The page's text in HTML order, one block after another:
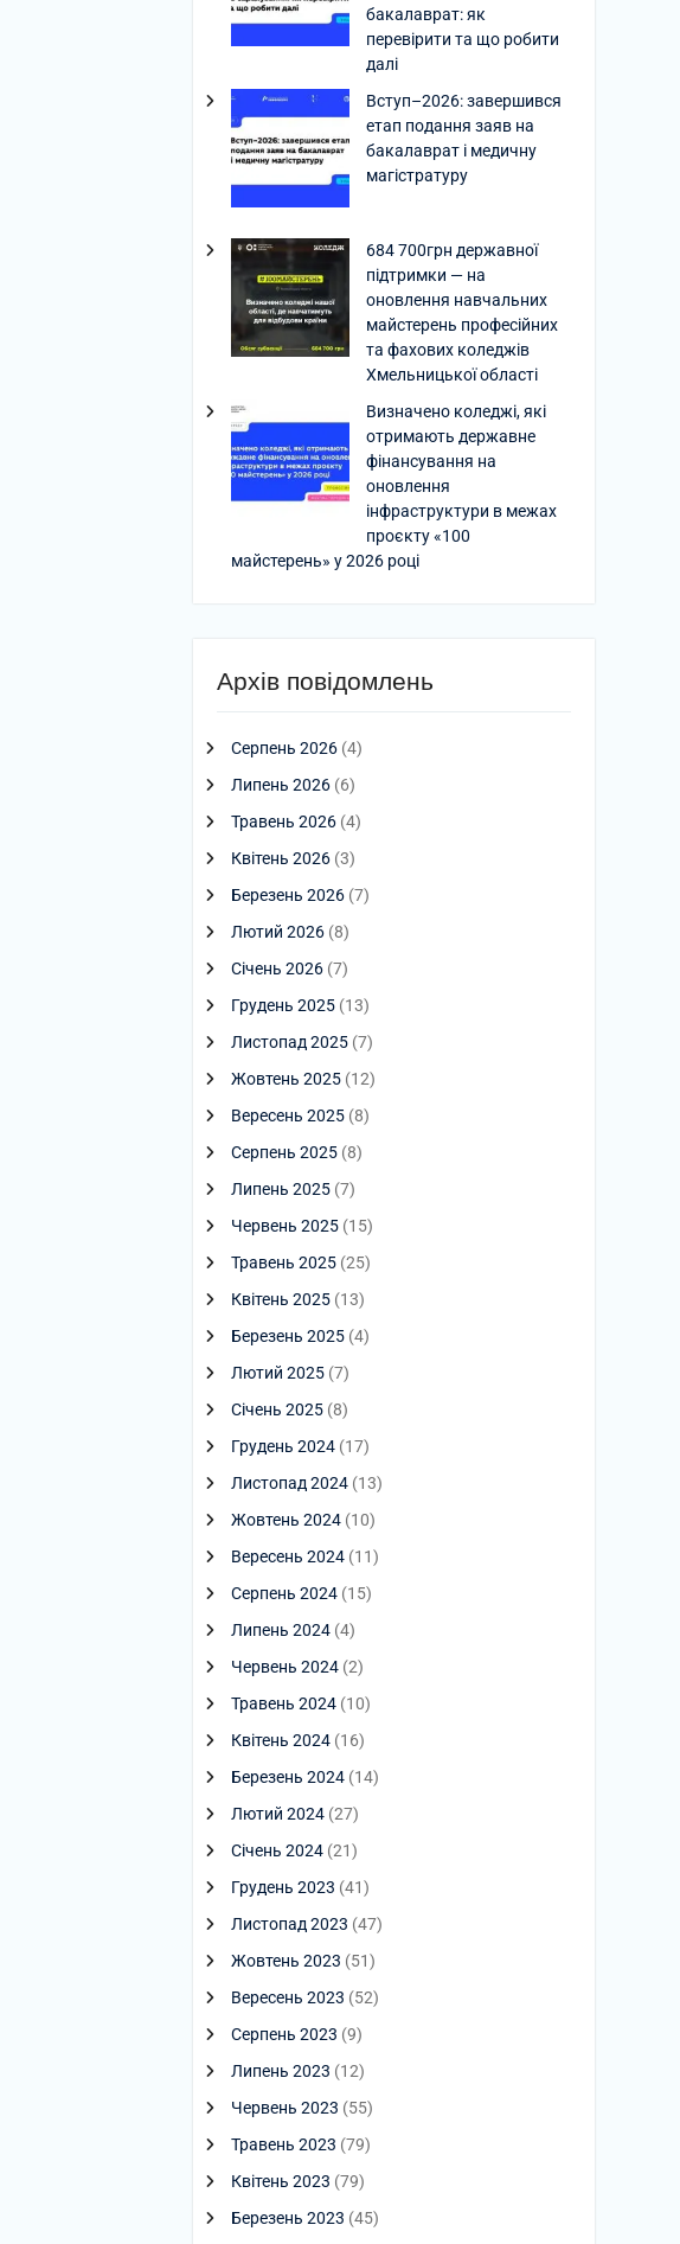
бакалаврат: як
перевірити та що робити
далі
Вступ–2026: завершився
етап подання заяв на
бакалаврат і медичну
магістратуру
684 700грн державної
підтримки — на
оновлення навчальних
майстерень професійних
та фахових коледжів
Хмельницької області
Визначено коледжі, які
отримають державне
фінансування на
оновлення
інфраструктури в межах
проєкту «100
майстерень» у 2026 році
Архів повідомлень
Серпень 2026 (4)
Липень 2026 (6)
Травень 2026 (4)
Квітень 2026 (3)
Березень 2026 (7)
Лютий 2026 (8)
Січень 2026 (7)
Грудень 2025 (13)
Листопад 2025 (7)
Жовтень 2025 (12)
Вересень 2025 (8)
Серпень 2025 (8)
Липень 2025 (7)
Червень 2025 (15)
Травень 2025 (25)
Квітень 2025 (13)
Березень 2025 (4)
Лютий 2025 (7)
Січень 2025 (8)
Грудень 2024 (17)
Листопад 2024 (13)
Жовтень 2024 (10)
Вересень 2024 (11)
Серпень 2024 (15)
Липень 2024 (4)
Червень 2024 (2)
Травень 2024 (10)
Квітень 2024 (16)
Березень 2024 (14)
Лютий 2024 (27)
Січень 2024 (21)
Грудень 2023 (41)
Листопад 2023 (47)
Жовтень 2023 (51)
Вересень 2023 (52)
Серпень 2023 (9)
Липень 2023 (12)
Червень 2023 (55)
Травень 2023 (79)
Квітень 2023 (79)
Березень 2023 (45)